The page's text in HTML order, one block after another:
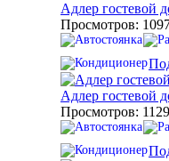
Адлер гостевой
Просмотров:
Адлер гостевой
Просмотров: